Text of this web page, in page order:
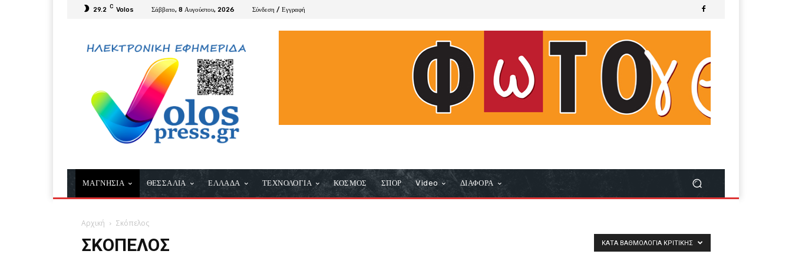
29.2 C Volos Σάββατο, 8 Αυγούστου, 2026 Σύνδεση / Εγγραφή
ΜΑΓΝΗΣΙΑ ΘΕΣΣΑΛΙΑ ΕΛΛΑΔΑ ΤΕΧΝΟΛΟΓΙΑ ΚΟΣΜΟΣ ΣΠΟΡ Video ΔΙΑΦΟΡΑ
Αρχική Σκόπελος
ΣΚΌΠΕΛΟΣ ΚΑΤΆ ΒΑΘΜΟΛΟΓΊΑ ΚΡΙΤΙΚΉΣ